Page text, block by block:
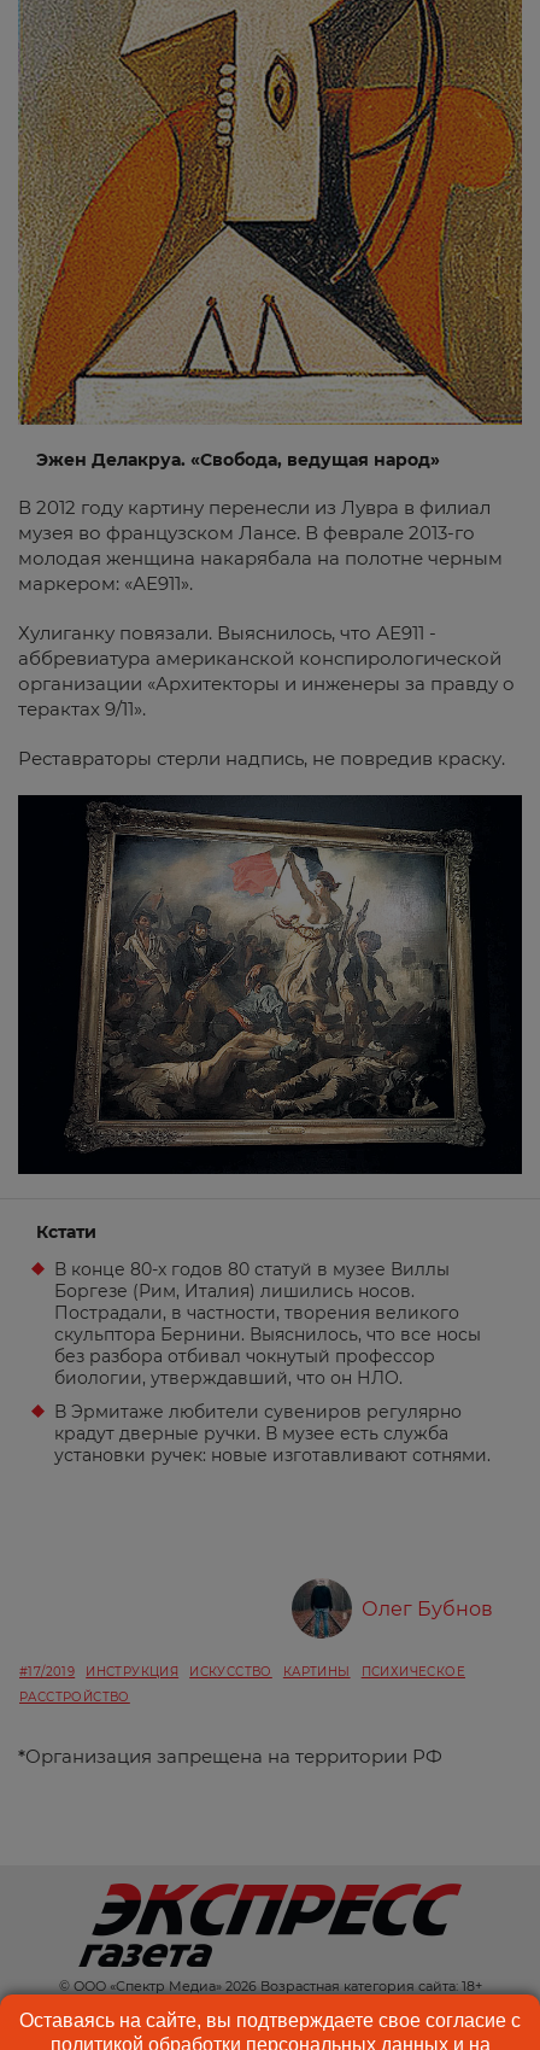
Эжен Делакруа. «Свобода, ведущая народ»
В 2012 году картину перенесли из Лувра в филиал
музея во французском Лансе. В феврале 2013-го
молодая женщина накарябала на полотне черным
маркером: «АЕ911».
Хулиганку повязали. Выяснилось, что АЕ911 -
аббревиатура американской конспирологической
организации «Архитекторы и инженеры за правду о
терактах 9/11».
Реставраторы стерли надпись, не повредив краску.
Кстати
В конце 80-х годов 80 статуй в музее Виллы
Боргезе (Рим, Италия) лишились носов.
Пострадали, в частности, творения великого
скульптора Бернини. Выяснилось, что все носы
без разбора отбивал чокнутый профессор
биологии, утверждавший, что он НЛО.
В Эрмитаже любители сувениров регулярно
крадут дверные ручки. В музее есть служба
установки ручек: новые изготавливают сотнями.
Олег Бубнов
#17/2019 ИНСТРУКЦИЯ ИСКУССТВО КАРТИНЫ
ПСИХИЧЕСКОЕ
РАССТРОЙСТВО
*Организация запрещена на территории РФ
© ООО «Спектр Медиа» 2026 Возрастная категория сайта: 18+
КОНТАКТЫ
РЕКЛАМА
Оставаясь на сайте, вы подтверждаете свое согласие с
политикой обработки персональных данныхи на